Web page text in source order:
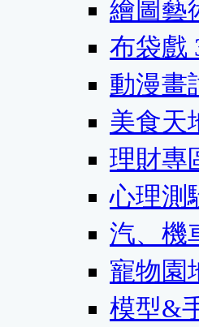
繪圖藝
布袋戲
動漫畫
美食天
理財專
心理測
汽、機
寵物園
模型&